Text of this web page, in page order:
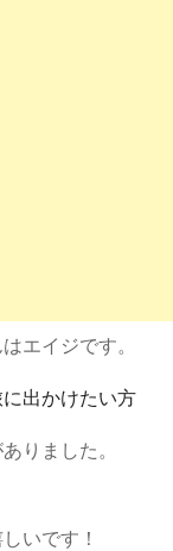
エイジです。
出かけたい方
りました。
いです！